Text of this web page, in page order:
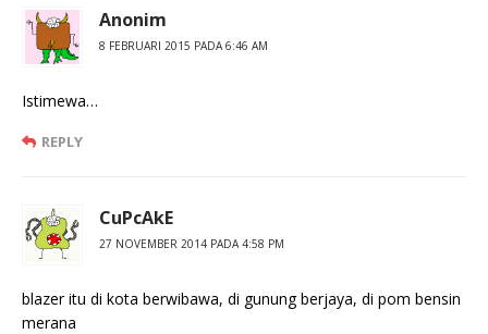
Anonim
8 FEBRUARI 2015 PADA 6:46 AM
Istimewa…
REPLY
CuPcAkE
27 NOVEMBER 2014 PADA 4:58 PM
blazer itu di kota berwibawa, di gunung berjaya, di pom bensin
merana